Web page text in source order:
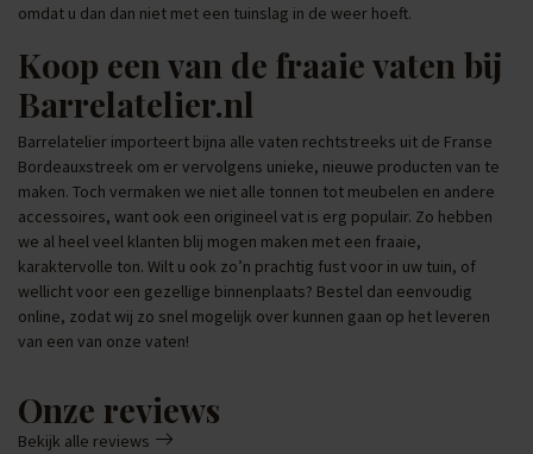
omdat u dan dan niet met een tuinslag in de weer hoeft.
Koop een van de fraaie vaten bij
Barrelatelier.nl
Barrelatelier importeert bijna alle vaten rechtstreeks uit de Franse
Bordeauxstreek om er vervolgens unieke, nieuwe producten van te
maken. Toch vermaken we niet alle tonnen tot meubelen en andere
accessoires, want ook een origineel vat is erg populair. Zo hebben
we al heel veel klanten blij mogen maken met een fraaie,
karaktervolle ton. Wilt u ook zo’n prachtig fust voor in uw tuin, of
wellicht voor een gezellige binnenplaats? Bestel dan eenvoudig
online, zodat wij zo snel mogelijk over kunnen gaan op het leveren
van een van onze vaten!
Onze reviews
Bekijk alle reviews